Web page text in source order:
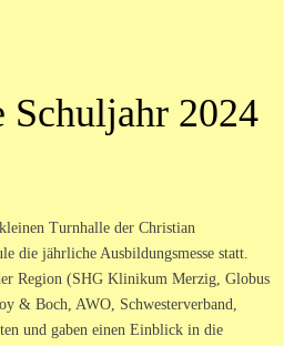
Schuljahr 2024
Turnhalle der Christian
die jährliche Ausbildungsmesse statt.
Region (SHG Klinikum Merzig, Globus
& Boch, AWO, Schwesterverband,
und gaben einen Einblick in die